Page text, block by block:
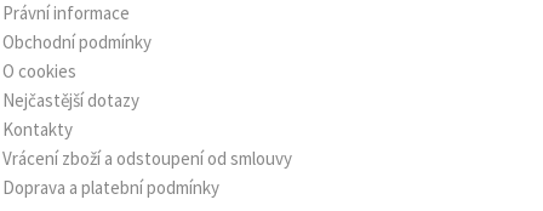
Právní informace
Obchodní podmínky
O cookies
Nejčastější dotazy
Kontakty
Vrácení zboží a odstoupení od smlouvy
Doprava a platební podmínky